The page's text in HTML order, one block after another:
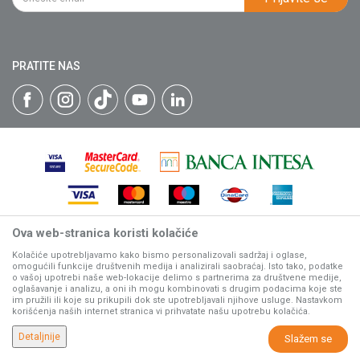
Matični broj: 07593252
Katalozi
Isporuka
Plaćanje karticama
Web kredit Raiffeisen banke
Pravo na odustajanje
Povraćaj sredstava
Zamena artikala
PRATITE NAS
Nastojimo da budemo što precizniji u opisu proizvoda, prikazu
slika i samih cena, ali ne možemo garantovati da su sve
informacije kompletne i bez grešaka.
Svi artikli prikazani na sajtu su deo naše ponude, ali ne
podrazumeva da su dostupni u svakom trenutku.
©2026www.villagerstore.com . Sva prava zadržana.
Ova web-stranica koristi kolačiće
Kolačiće upotrebljavamo kako bismo personalizovali sadržaj i oglase,
omogućili funkcije društvenih medija i analizirali saobraćaj. Isto tako, podatke
o vašoj upotrebi naše web-lokacije delimo s partnerima za društvene medije,
oglašavanje i analizu, a oni ih mogu kombinovati s drugim podacima koje ste
im pružili ili koje su prikupili dok ste upotrebljavali njihove usluge. Nastavkom
korišćenja naših internet stranica vi prihvatate našu upotrebu kolačića.
Detaljnije Slažem se